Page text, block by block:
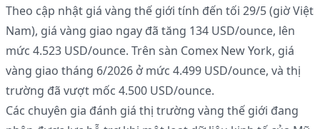
Theo cập nhật giá vàng thế giới tính đến tối 29/5 (giờ Việt
Nam), giá vàng giao ngay đã tăng 134 USD/ounce, lên
mức 4.523 USD/ounce. Trên sàn Comex New York, giá
vàng giao tháng 6/2026 ở mức 4.499 USD/ounce, và thị
trường đã vượt mốc 4.500 USD/ounce.
Các chuyên gia đánh giá thị trường vàng thế giới đang